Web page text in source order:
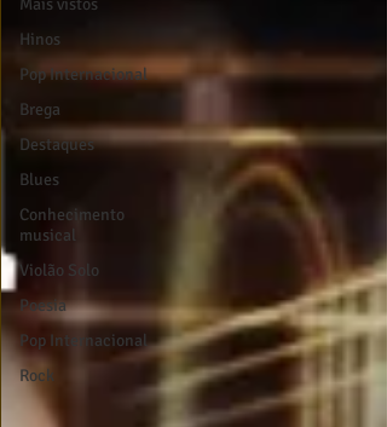
Mais vistos
Hinos
Pop Internacional
Brega
Destaques
Blues
Conhecimento
musical
Violão Solo
Poesia
Pop Internacional
Rock